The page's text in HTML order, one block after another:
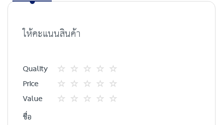
ให้คะแนนสินค้า
Quality
1
star
2
ดาว
3
ดาว
4
ดาว
5
ดาว
Price
1
2
3
4
5
Value
ชื่อ